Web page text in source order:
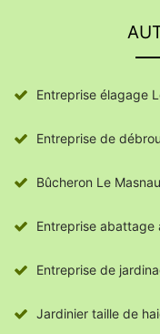
Entreprise élagage
Entreprise de
Bûcheron Le
Entreprise abattage
Entreprise de
Jardinier taille de